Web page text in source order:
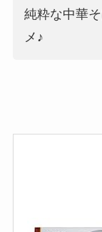
純粋な中華
メ♪